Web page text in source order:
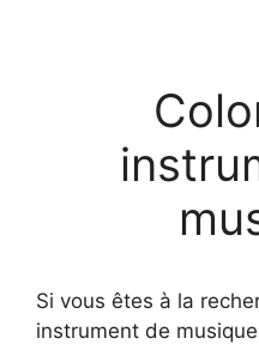
Si vous êtes à la
instrument de